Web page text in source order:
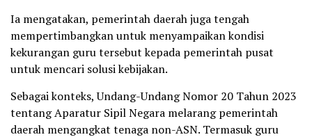
Ia mengatakan, pemerintah daerah juga tengah
mempertimbangkan untuk menyampaikan kondisi
kekurangan guru tersebut kepada pemerintah pusat
untuk mencari solusi kebijakan.
Sebagai konteks, Undang-Undang Nomor 20 Tahun 2023
tentang Aparatur Sipil Negara melarang pemerintah
daerah mengangkat tenaga non-ASN. Termasuk guru